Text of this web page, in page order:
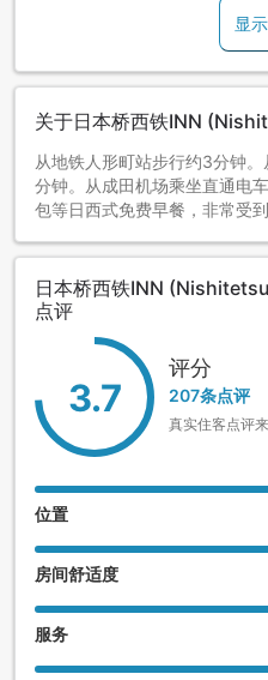
显
关于日本桥西铁INN
从地铁人形町站步行约3分钟
分钟。从成田机场乘坐直通电
包等日西式免费早餐，非常受到
日本桥西铁INN
点评
3.7
评分
207条点评
真实住客点评
位置
房间舒适度
服务